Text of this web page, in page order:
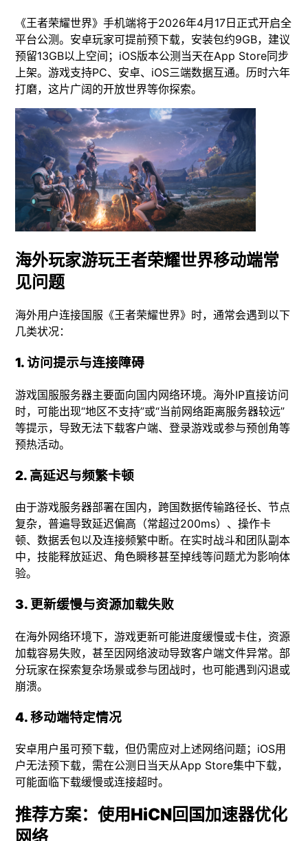
《王者荣耀世界》手机端将于2026年4月17日正式开启全
平台公测。安卓玩家可提前预下载，安装包约9GB，建议
预留13GB以上空间；iOS版本公测当天在App Store同步
上架。游戏支持PC、安卓、iOS三端数据互通。历时六年
打磨，这片广阔的开放世界等你探索。
海外玩家游玩王者荣耀世界移动端常
见问题
海外用户连接国服《王者荣耀世界》时，通常会遇到以下
几类状况：
1. 访问提示与连接障碍
游戏国服服务器主要面向国内网络环境。海外IP直接访问
时，可能出现“地区不支持”或“当前网络距离服务器较远”
等提示，导致无法下载客户端、登录游戏或参与预创角等
预热活动。
2. 高延迟与频繁卡顿
由于游戏服务器部署在国内，跨国数据传输路径长、节点
复杂，普遍导致延迟偏高（常超过200ms）、操作卡
顿、数据丢包以及连接频繁中断。在实时战斗和团队副本
中，技能释放延迟、角色瞬移甚至掉线等问题尤为影响体
验。
3. 更新缓慢与资源加载失败
在海外网络环境下，游戏更新可能进度缓慢或卡住，资源
加载容易失败，甚至因网络波动导致客户端文件异常。部
分玩家在探索复杂场景或参与团战时，也可能遇到闪退或
崩溃。
4. 移动端特定情况
安卓用户虽可预下载，但仍需应对上述网络问题；iOS用
户无法预下载，需在公测日当天从App Store集中下载，
可能面临下载缓慢或连接超时。
推荐方案：使用HiCN回国加速器优化
网络